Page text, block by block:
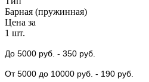
Барная (пружинная)
Цена за
1 шт.
До 5000 руб. - 350 руб.
От 5000 до 10000 руб. - 190 руб.